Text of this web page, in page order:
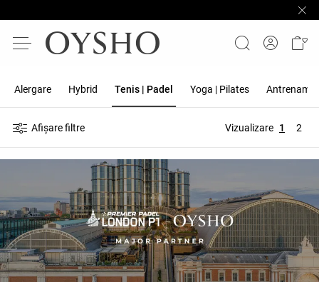
Alergare Hybrid Tenis | Padel Yoga | Pilates
Afișare filtre Vizualizare 1 2